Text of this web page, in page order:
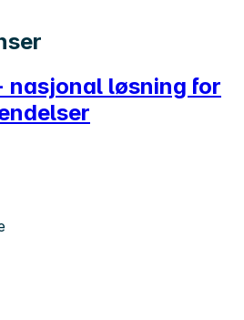
nasjonal løsning for